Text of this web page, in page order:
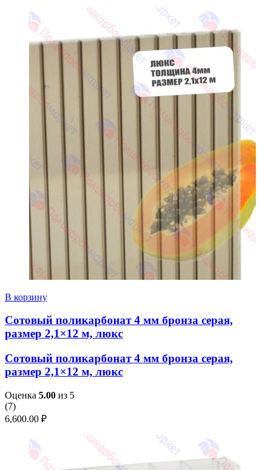
В корзину
Сотовый поликарбонат 4 мм бронза серая,
размер 2,1×12 м, люкс
Сотовый поликарбонат 4 мм бронза серая,
размер 2,1×12 м, люкс
Оценка 5.00 из 5
(7)
6,600.00 ₽